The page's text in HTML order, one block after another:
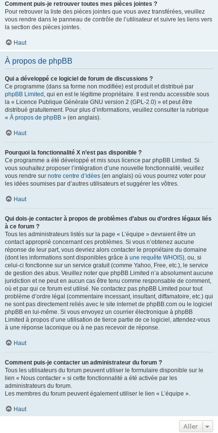
Comment puis-je retrouver toutes mes pièces jointes ?
Pour retrouver la liste des pièces jointes que vous avez transférées, veuillez
vous rendre dans le panneau de contrôle de l’utilisateur et suivre les liens vers
la section des pièces jointes.
Haut
À propos de phpBB
Qui a développé ce logiciel de forum de discussions ?
Ce programme (dans sa forme non modifiée) est produit et distribué par
phpBB Limited , qui en est le légitime propriétaire. Il est rendu accessible sous
la « Licence Publique Générale GNU version 2 (GPL-2.0) » et peut être
distribué gratuitement. Pour plus d’informations, veuillez consulter la rubrique
« À propos de phpBB » (en anglais).
Haut
Pourquoi la fonctionnalité X n’est pas disponible ?
Ce programme a été développé et mis sous licence par phpBB Limited. Si
vous souhaitez proposer l’intégration d’une nouvelle fonctionnalité, veuillez
vous rendre sur notre centre d’idées (en anglais) où vous pourrez voter pour
les idées soumises par d’autres utilisateurs et suggérer les vôtres.
Haut
Qui dois-je contacter à propos de problèmes d’abus ou d’ordres légaux liés
à ce forum ?
Tous les administrateurs listés sur la page « L’équipe » devraient être un
contact approprié concernant ces problèmes. Si vous n’obtenez aucune
réponse de leur part, vous devriez alors contacter le propriétaire du domaine
(dont les informations sont disponibles grâce à une requête WHOIS), ou, si
celui-ci fonctionne sur un service gratuit (comme Yahoo, Free, etc.), le service
de gestion des abus. Veuillez noter que phpBB Limited n’a absolument aucune
juridiction et ne peut en aucun cas être tenu comme responsable de comment,
où et par qui ce forum est utilisé. Ne contactez pas phpBB Limited pour tout
problème d’ordre légal (commentaire incessant, insultant, diffamatoire, etc.) qui
ne sont pas directement reliés avec le site internet de phpBB.com ou le logiciel
phpBB en lui-même. Si vous envoyez un courrier électronique à phpBB
Limited à propos d’une utilisation de tierce partie de ce logiciel, attendez-vous
à une réponse laconique ou à ne pas recevoir de réponse.
Haut
Comment puis-je contacter un administrateur du forum ?
Tous les utilisateurs du forum peuvent utiliser le formulaire disponible sur le
lien « Nous contacter » si cette fonctionnalité a été activée par les
administrateurs du forum.
Les membres du forum peuvent également utiliser le lien « L’équipe ».
Haut
Aller